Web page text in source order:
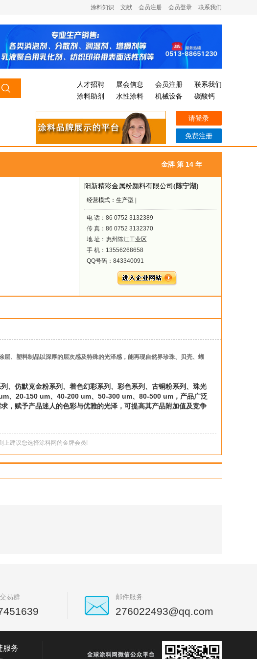
涂料知识 文献 会员注册 会员登录 联系我们
人才招聘 展会信息 会员注册
联系我们
涂料助剂
水性涂料 机械设备 碳酸钙
请登录
免费注册
金牌 第 14 年
阳新精彩金属粉颜料有限公司 (陈宁湖)
经营模式：生产型 |
电 话：86 0752 3132389
传 真：86 0752 3132370
地 址：惠州陈江工业区
手 机：13556268658
QQ号码：843340091
、塑料制品以深厚的层次感及特殊的光泽感，能再现自然界珍珠、贝壳、蝴
、仿默克金粉系列、着色幻彩系列、彩色系列、古铜粉系列、珠光
、20-150 um、40-200 um、50-300 um、80-500 um，产品广泛
，赋予产品迷人的色彩与优雅的光泽，可提高其产品附加值及竞争
上建议您选择涂料网的金牌会员!
易群 邮件服务
276022493@qq.com
服务